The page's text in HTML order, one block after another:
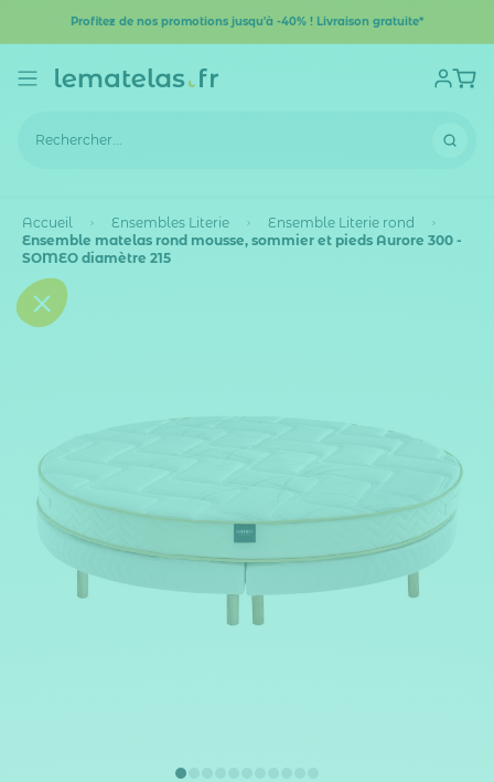
Profitez de nos promotions jusqu'à -40% ! Livraison gratuite*
Accueil Ensembles Literie
Ensemble Literie rond
Ensemble matelas rond mousse, sommier et pieds Aurore 300 -
SOMEO diamètre 215